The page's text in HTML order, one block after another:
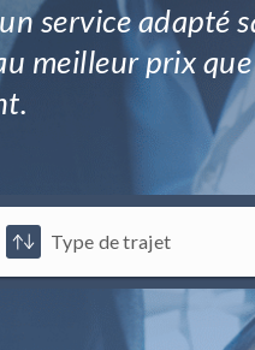
service adapté
meilleur prix